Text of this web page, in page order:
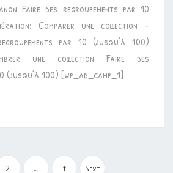
Faire des regroupements par 10
Comparer une collection –
par 10 (jusqu’à 100)
une collection Faire des
(jusqu’à 100) [wp_ad_camp_1]
des
2 … 7 Next